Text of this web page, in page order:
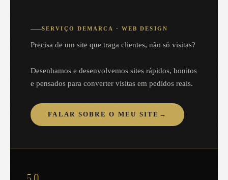
SERVIÇO DEMARCA · WEB DESIGN
Precisa de um site que traga clientes, não só visitas?
Desenhamos e desenvolvemos sites rápidos, bonitos
e pensados para converter visitas em pedidos reais.
FALAR SOBRE O MEU SITE →